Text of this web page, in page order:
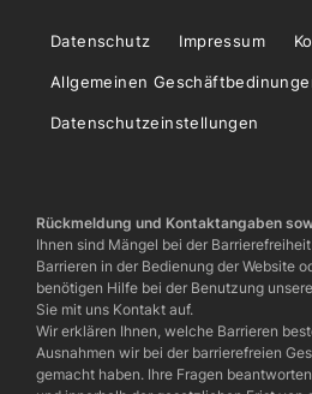
Datenschutz Impressum
Allgemeinen
Datenschutzeinstellungen
Rückmeldung und Kontaktangaben
Ihnen sind Mängel bei der
Barrieren in der Bedienung der Website
benötigen Hilfe bei der Benutzung
Sie mit uns Kontakt auf.
Wir erklären Ihnen, welche Barrieren
Ausnahmen wir bei der barrierefreien
gemacht haben. Ihre Fragen